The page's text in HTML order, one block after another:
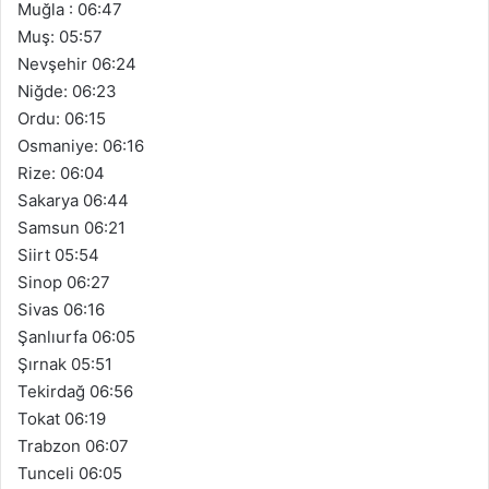
Muğla : 06:47
Muş: 05:57
Nevşehir 06:24
Niğde: 06:23
Ordu: 06:15
Osmaniye: 06:16
Rize: 06:04
Sakarya 06:44
Samsun 06:21
Siirt 05:54
Sinop 06:27
Sivas 06:16
Şanlıurfa 06:05
Şırnak 05:51
Tekirdağ 06:56
Tokat 06:19
Trabzon 06:07
Tunceli 06:05